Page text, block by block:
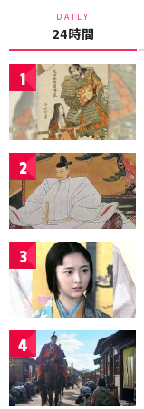
DAILY
24時間
1
2
3
4